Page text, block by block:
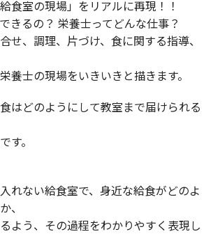
食室の現場」をリアルに再現！！
きるの？ 栄養士ってどんな仕事？
せ、調理、片づけ、食に関する指導、
養士の現場をいきいきと描きます。
はどのようにして教室まで届けられる
す。
れない給食室で、身近な給食がどのよ
、
よう、その過程をわかりやすく表現し